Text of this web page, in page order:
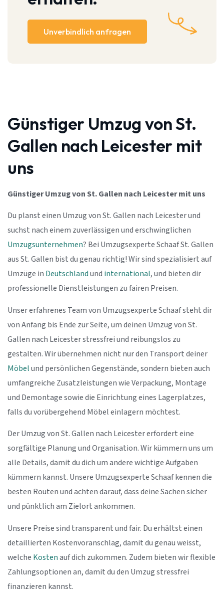
Unverbindlich anfragen
Günstiger Umzug von St.
Gallen nach Leicester mit
uns
Günstiger Umzug von St. Gallen nach Leicester mit uns
Du planst einen Umzug von St. Gallen nach Leicester und
suchst nach einem zuverlässigen und erschwinglichen
Umzugsunternehmen? Bei Umzugsexperte Schaaf St. Gallen
aus St. Gallen bist du genau richtig! Wir sind spezialisiert auf
Umzüge in Deutschlandund international, und bieten dir
professionelle Dienstleistungen zu fairen Preisen.
Unser erfahrenes Team von Umzugsexperte Schaaf steht dir
von Anfang bis Ende zur Seite, um deinen Umzug von St.
Gallen nach Leicester stressfrei und reibungslos zu
gestalten. Wir übernehmen nicht nur den Transport deiner
Möbelund persönlichen Gegenstände, sondern bieten auch
umfangreiche Zusatzleistungen wie Verpackung, Montage
und Demontage sowie die Einrichtung eines Lagerplatzes,
falls du vorübergehend Möbel einlagern möchtest.
Der Umzug von St. Gallen nach Leicester erfordert eine
sorgfältige Planung und Organisation. Wir kümmern uns um
alle Details, damit du dich um andere wichtige Aufgaben
kümmern kannst. Unsere Umzugsexperte Schaaf kennen die
besten Routen und achten darauf, dass deine Sachen sicher
und pünktlich am Zielort ankommen.
Unsere Preise sind transparent und fair. Du erhältst einen
detaillierten Kostenvoranschlag, damit du genau weisst,
welche Kostenauf dich zukommen. Zudem bieten wir flexible
Zahlungsoptionen an, damit du den Umzug stressfrei
finanzieren kannst.